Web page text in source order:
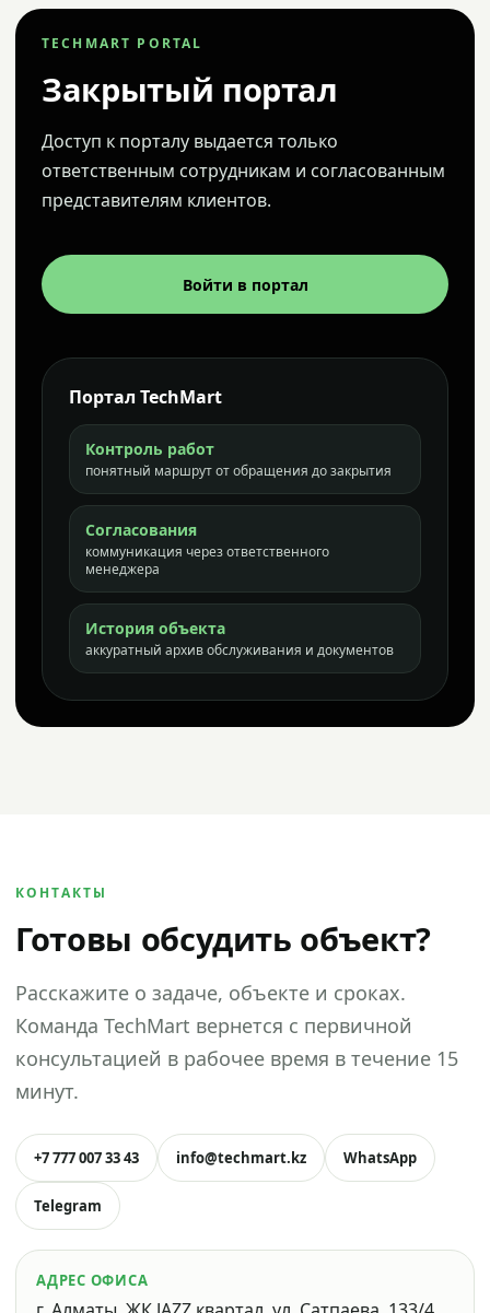
TECHMART PORTAL
Закрытый портал
Доступ к порталу выдается только
ответственным сотрудникам и согласованным
представителям клиентов.
Войти в портал
Портал TechMart
Контроль работ
понятный маршрут от обращения до закрытия
Согласования
коммуникация через ответственного
менеджера
История объекта
аккуратный архив обслуживания и документов
КОНТАКТЫ
Готовы обсудить объект?
Расскажите о задаче, объекте и сроках.
Команда TechMart вернется с первичной
консультацией в рабочее время в течение 15
минут.
+7 777 007 33 43 info@techmart.kz WhatsApp
Telegram
АДРЕС ОФИСА